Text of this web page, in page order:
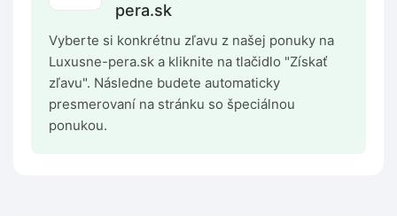
pera.sk
Vyberte si konkrétnu zľavu z našej ponuky na
Luxusne-pera.sk a kliknite na tlačidlo "Získať
zľavu". Následne budete automaticky
presmerovaní na stránku so špeciálnou
ponukou.